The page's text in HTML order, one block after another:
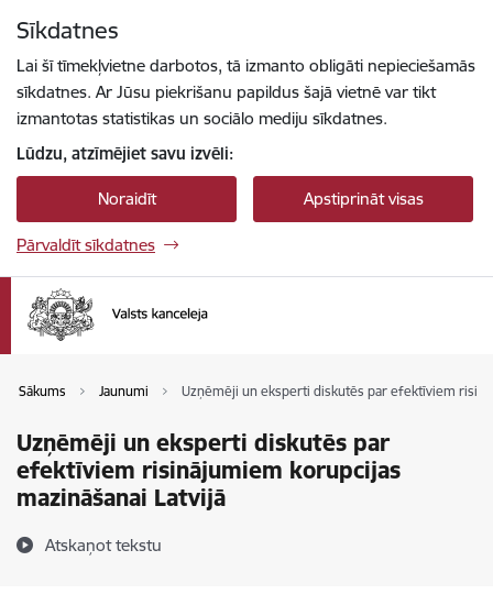
Sīkdatnes
Lai šī tīmekļvietne darbotos, tā izmanto obligāti nepieciešamās
sīkdatnes. Ar Jūsu piekrišanu papildus šajā vietnē var tikt
izmantotas statistikas un sociālo mediju sīkdatnes.
Lūdzu, atzīmējiet savu izvēli:
Noraidīt Apstiprināt visas
Pārvaldīt sīkdatnes
Sākums Jaunumi Uzņēmēji un eksperti diskutēs par efektīviem
Uzņēmēji un eksperti diskutēs par
efektīviem risinājumiem korupcijas
mazināšanai Latvijā
Atskaņot tekstu